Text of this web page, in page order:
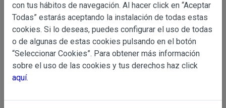
Información
Básica
sobre
de Datos
OBJETO
Las presentes Condiciones Generales regulan la
web www.perustocks.es, del que es titular ALBERT
YACARINE (en adelante, PERUSTOCKS).
La adquisición de cualesquiera de los productos
con tus hábitos de navegación. Al hacer click en “Aceptar
Todas” estarás aceptando la instalación de todas estas
cookies. Si lo deseas, puedes configurar el uso de todas
o de algunas de estas cookies pulsando en el botón
“Seleccionar Cookies”. Para obtener más información
sobre el uso de las cookies y tus derechos haz click
aquí.